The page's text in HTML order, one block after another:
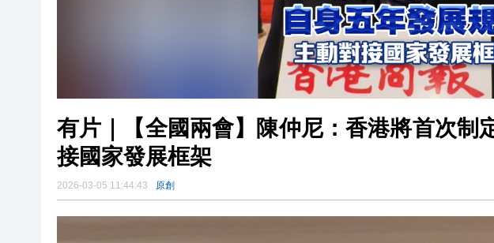
有片｜【全國兩會】陳仲尼：香港將首次制
接國家發展框架
2026-03-05 11:44:43 原創